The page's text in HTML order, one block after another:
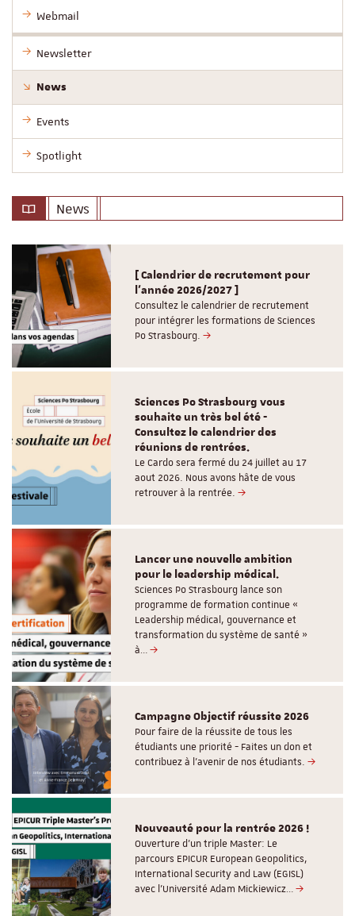
Webmail
Newsletter
News
Events
Spotlight
News
[ Calendrier de recrutement pour
l'année 2026/2027 ]
Consultez le calendrier de recrutement
pour intégrer les formations de Sciences
Po Strasbourg.
Sciences Po Strasbourg vous
souhaite un très bel été -
Consultez le calendrier des
réunions de rentrées.
Le Cardo sera fermé du 24 juillet au 17
aout 2026. Nous avons hâte de vous
retrouver à la rentrée.
Lancer une nouvelle ambition
pour le leadership médical.
Sciences Po Strasbourg lance son
programme de formation continue «
Leadership médical, gouvernance et
transformation du système de santé »
à…
Campagne Objectif réussite 2026
Pour faire de la réussite de tous les
étudiants une priorité - Faites un don et
contribuez à l’avenir de nos étudiants.
Nouveauté pour la rentrée 2026 !
Ouverture d'un triple Master: Le
parcours EPICUR European Geopolitics,
International Security and Law (EGISL)
avec l’Université Adam Mickiewicz…